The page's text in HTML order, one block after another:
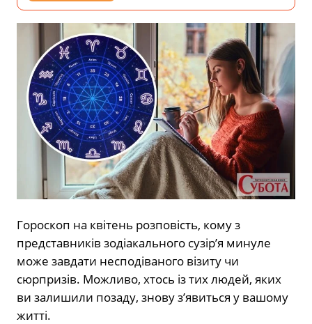
Гороскоп на квітень розповість, кому з
представників зодіакального сузір’я минуле
може завдати несподіваного візиту чи
сюрпризів. Можливо, хтось із тих людей, яких
ви залишили позаду, знову з’явиться у вашому
житті.